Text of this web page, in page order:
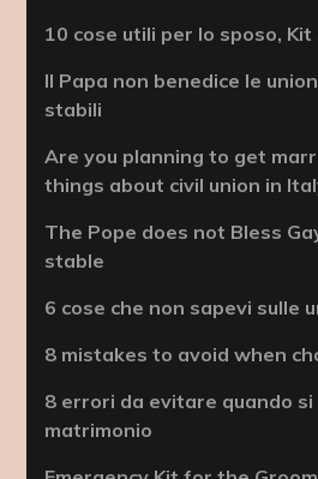
10 cose utili per lo sposo,
Il Papa non benedice le
stabili
Are you planning to get
things about civil union in
The Pope does not Bless
stable
6 cose che non sapevi sulle
8 mistakes to avoid when
8 errori da evitare quando si
matrimonio